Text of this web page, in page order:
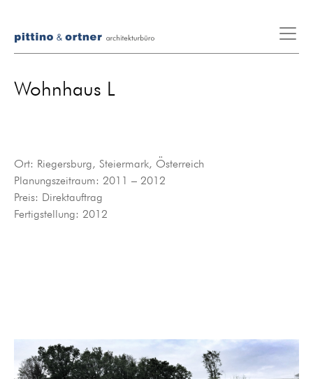
Wohnhaus L
Ort: Riegersburg, Steiermark, Österreich
Planungszeitraum: 2011 – 2012
Preis: Direktauftrag
Fertigstellung: 2012